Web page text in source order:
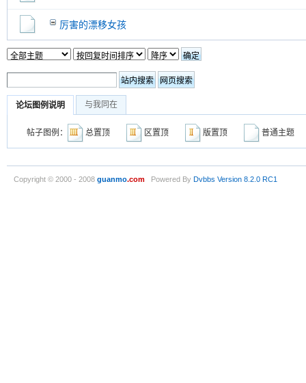
厉害的漂移女孩
论坛图例说明 与我同在
帖子图例： 总置顶 区置顶 版置顶 普通主
Copyright © 2000 - 2008 guanmo.com Powered By Dvbbs Version 8.2.0 RC1